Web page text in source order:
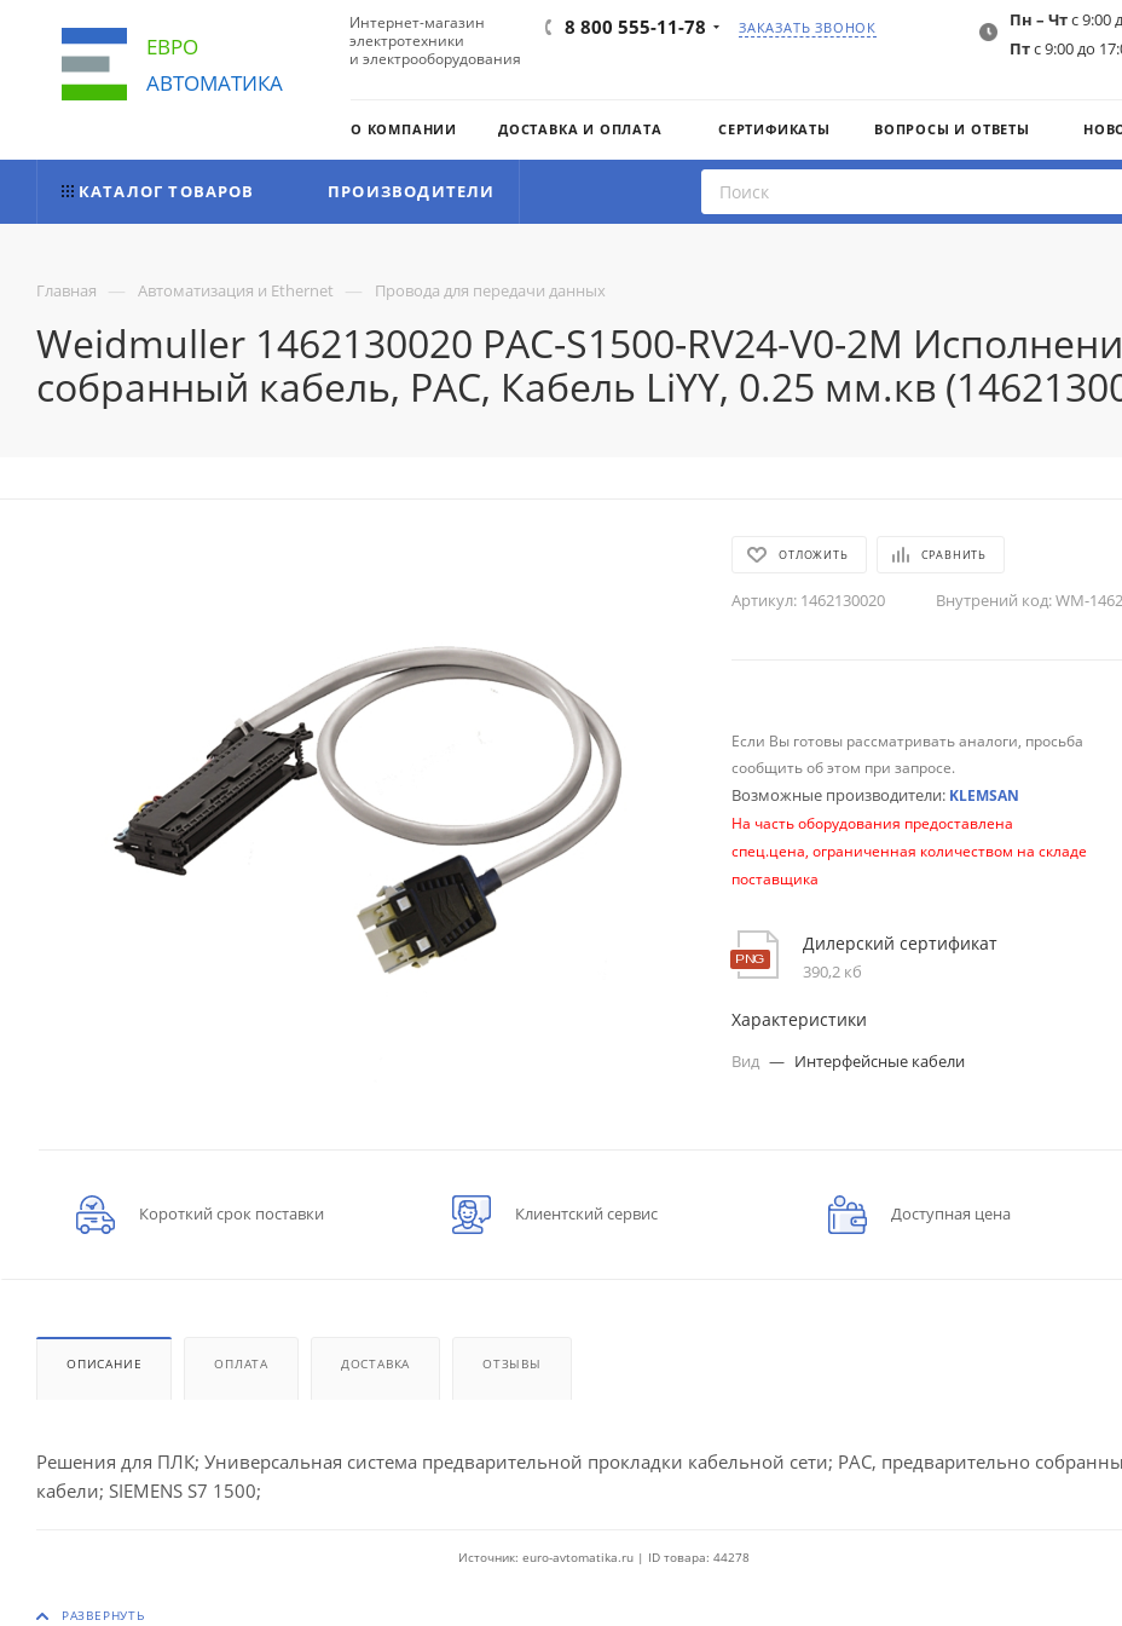
ЕВРО
АВТОМАТИКА
Интернет-магазин
электротехники
и электрооборудования
8 800 555-11-78 ЗАКАЗАТЬ ЗВОНОК Пн – Чтс 9:00
Птс 9:00 до
О КОМПАНИИ ДОСТАВКА И ОПЛАТА СЕРТИФИКАТЫ ВОПРОСЫ И ОТВЕТЫ
КАТАЛОГ ТОВАРОВ ПРОИЗВОДИТЕЛИ
Главная — Автоматизация и Ethernet — Провода для передачи данных
Weidmuller 1462130020 PAC-S1500-RV24-V0-2M
собранный кабель, PAC, Кабель LiYY, 0.25 мм.кв
ОТЛОЖИТЬ СРАВНИТЬ
Артикул: 1462130020 Внутрений код:WM-
Если Вы готовы рассматривать аналоги, просьба
сообщить об этом при запросе.
Возможные производители: KLEMSAN
На часть оборудования предоставлена
спец.цена, ограниченная количеством на складе
поставщика
Дилерский сертификат
390,2 кб
Характеристики
Вид — Интерфейсные кабели
Короткий срок поставки Клиентский сервис Доступная цена
ОПИСАНИЕ ОПЛАТА ДОСТАВКА ОТЗЫВЫ
Решения для ПЛК; Универсальная система предварительной прокладки кабельной сети; PAC, предварительно
кабели; SIEMENS S7 1500;
Источник: euro-avtomatika.ru | ID товара: 44278